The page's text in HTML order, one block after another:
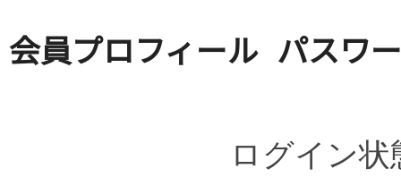
会員プロフィール パスワ
ログイン